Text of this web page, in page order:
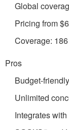
Global
Pricing from
Coverage:
Pros
Budget-
Unlimited
Integrates